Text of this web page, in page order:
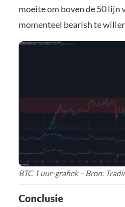
moeite om boven de 50 lijn
momenteel bearish te
BTC 1 uur-grafiek – Bron:
Conclusie